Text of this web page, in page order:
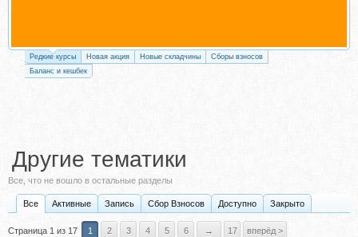
Редкие курсы Новая акция Новые складчины
Сборы взносов
Баланс и кешбек
Другие тематики
Все, что не вошло в остальные разделы
Все Активные Запись Сбор Взносов Доступно Закрыто
Страница 1 из 17 1 2 3 4 5 6 → 17 вперёд >